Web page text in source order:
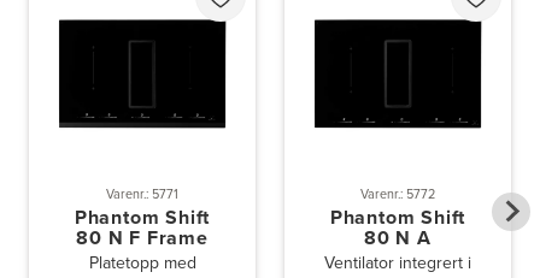
Varenr.: 5771
Phantom Shift
80 N F Frame
Platetopp med
Varenr.: 5772
Phantom Shift
80 N A
Ventilator integrert i